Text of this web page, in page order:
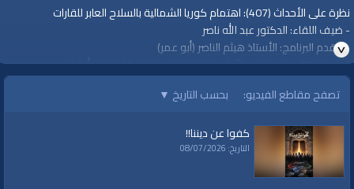
نظرة على الأحداث (407): اهتمام كوريا الشمالية بالسلاح العابر للقارات
- ضيف اللقاء: الدكتور عبد الله ناصر
- مقدم البرنامج: الأستاذ هيثم الناصر (أبو عمر)
الجمعة، 08 من جمادى الأولى 1444هـ الموافق 02 كانون أول/ ديسمبر
2022م
https://youtu.be/XtqZ_z6pvog
#قناة_الواقية
www.alwaqiyah.tv
لمتابعة المزيد من إنتاجات قناة الواقية
تصفح مقاطع الفيديو: بحسب التاريخ ▼
كفوا عن ديننا!!
التاريخ: 08/07/2026